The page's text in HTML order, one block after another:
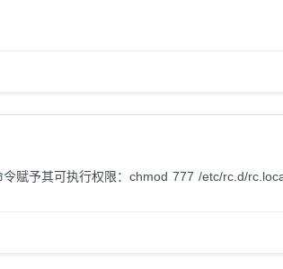
赋予其可执行权限：chmod 777 /etc/rc.d/